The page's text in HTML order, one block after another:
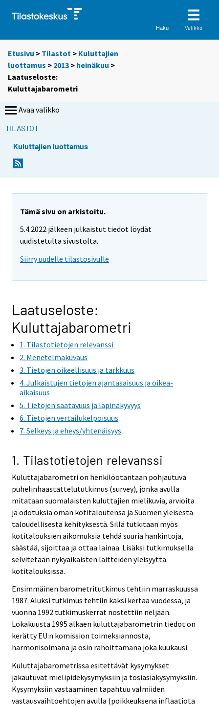
Haku Valikko
Etusivu > Tilastot > Kuluttajien
luottamus > 2013 > heinäkuu >
Laatuseloste:
Kuluttajabarometri
Avaa valikko
TILASTOT
Kuluttajien luottamus
Tämä sivu on arkistoitu.
5.4.2022 jälkeen julkaistut tiedot löydät
uudistetulta sivustolta.
Siirry uudelle tilastosivulle
Laatuseloste:
Kuluttajabarometri
1. Tilastotietojen relevanssi
2. Menetelmäkuvaus
3. Tietojen oikeellisuus ja tarkkuus
4. Julkaistujen tietojen ajantasaisuus ja oikea-
aikaisuus
5. Tietojen saatavuus ja läpinäkyvyys
6. Tietojen vertailukelpoisuus
7. Selkeys ja eheys/yhtenäisyys
1. Tilastotietojen relevanssi
Kuluttajabarometri on henkilöotantaan pohjautuva
puhelinhaastattelututkimus (survey), jonka avulla
mitataan suomalaisten kuluttajien mielikuvia, arvioita
ja odotuksia oman kotitaloutensa ja Suomen yleisestä
taloudellisesta kehityksestä. Sillä tutkitaan myös
kotitalouksien aikomuksia tehdä suuria hankintoja,
säästää, sijoittaa ja ottaa lainaa. Lisäksi tutkimuksella
selvitetään nykyaikaisten laitteiden yleisyyttä
kotitalouksissa.
Ensimmäinen barometritutkimus tehtiin marraskuussa
1987. Aluksi tutkimus tehtiin kaksi kertaa vuodessa, ja
vuonna 1992 tutkimuskerrat nostettiin neljään.
Lokakuusta 1995 alkaen kuluttajabarometrin tiedot on
kerätty EU:n komission toimeksiannosta,
harmonisoimana ja osin rahoittamana joka kuukausi.
Kuluttajabarometrissa esitettävät kysymykset
jakautuvat mielipidekysymyksiin ja tosiasiakysymyksiin.
Kysymyksiin vastaaminen tapahtuu valmiiden
vastausvaihtoehtojen avulla (poikkeuksena inflaatiota